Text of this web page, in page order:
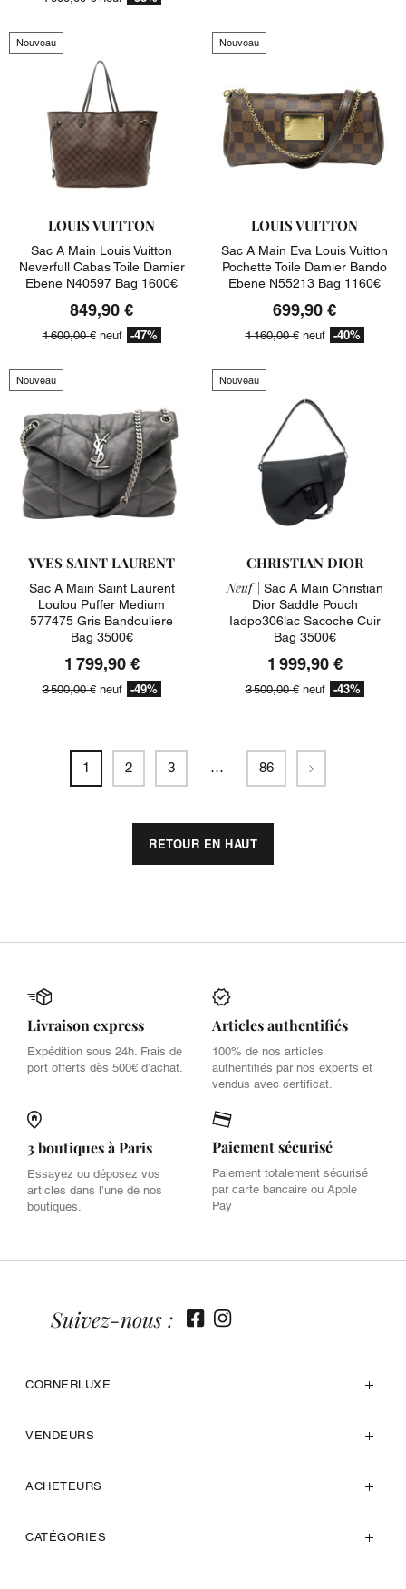
Nouveau
LOUIS VUITTON
Sac A Main Louis Vuitton
Neverfull Cabas Toile Damier
Ebene N40597 Bag 1600€
849,90 €
1 600,00 €neuf -47%
Nouveau
LOUIS VUITTON
Sac A Main Eva Louis Vuitton
Pochette Toile Damier Bando
Ebene N55213 Bag 1160€
699,90 €
1 160,00 €neuf -40%
Nouveau
YVES SAINT LAURENT
Sac A Main Saint Laurent
Loulou Puffer Medium
577475 Gris Bandouliere
Bag 3500€
1 799,90 €
3 500,00 €neuf -49%
Nouveau
CHRISTIAN DIOR
Neuf | Sac A Main Christian
Dior Saddle Pouch
Iadpo306lac Sacoche Cuir
Bag 3500€
1 999,90 €
3 500,00 €neuf -43%
1 2 3 … 86 Suivant
RETOUR EN HAUT
Livraison express
Expédition sous 24h. Frais de
port offerts dès 500€ d’achat.
Articles authentifiés
100% de nos articles
authentifiés par nos experts et
vendus avec certificat.
3 boutiques à Paris
Essayez ou déposez vos
articles dans l’une de nos
boutiques.
Paiement sécurisé
Paiement totalement sécurisé
par carte bancaire ou Apple
Pay
CORNERLUXE
VENDEURS
ACHETEURS
CATÉGORIES
Suivez-nous :